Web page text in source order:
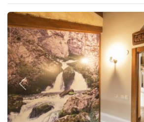
Anterior